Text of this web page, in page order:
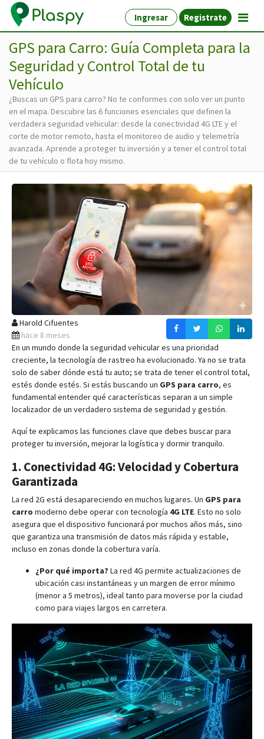
Ingresar Registrate
GPS para Carro: Guía Completa para la
Seguridad y Control Total de tu
Vehículo
¿Buscas un GPS para carro? No te conformes con solo ver un punto
en el mapa. Descubre las 6 funciones esenciales que definen la
verdadera seguridad vehicular: desde la conectividad 4G LTE y el
corte de motor remoto, hasta el monitoreo de audio y telemetría
avanzada. Aprende a proteger tu inversión y a tener el control total
de tu vehículo o flota hoy mismo.
Harold Cifuentes
hace 8 meses
En un mundo donde la seguridad vehicular es una prioridad
creciente, la tecnología de rastreo ha evolucionado. Ya no se trata
solo de saber dónde está tu auto; se trata de tener el control total,
estés donde estés. Si estás buscando un GPS para carro, es
fundamental entender qué características separan a un simple
localizador de un verdadero sistema de seguridad y gestión.
Aquí te explicamos las funciones clave que debes buscar para
proteger tu inversión, mejorar la logística y dormir tranquilo.
1. Conectividad 4G: Velocidad y Cobertura
Garantizada
La red 2G está desapareciendo en muchos lugares. Un GPS para
carro moderno debe operar con tecnología 4G LTE. Esto no solo
asegura que el dispositivo funcionará por muchos años más, sino
que garantiza una transmisión de datos más rápida y estable,
incluso en zonas donde la cobertura varía.
¿Por qué importa? La red 4G permite actualizaciones de
ubicación casi instantáneas y un margen de error mínimo
(menor a 5 metros), ideal tanto para moverse por la ciudad
como para viajes largos en carretera.